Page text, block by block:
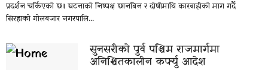
प्रदर्शन चर्किएको छ। घटनाको निष्पक्ष छानबिन र दोषीमाथि कारबाहीको माग गर्दै
सिरहाको गोलबजार नगरपालि...
सुनसरीकाे पुर्व पश्चिम राजमार्गमा
अनिश्चितकालीन कर्फ्यु आदेश